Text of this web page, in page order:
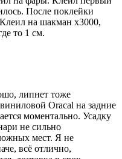
После поклейки
на шакман х3000,
то 1 см.
липнет тоже
Oracal на задние
моментально. Усадку
не сильно
мест. Я не
всё отлично,